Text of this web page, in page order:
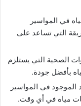
في المواسير
التي تساعد على
الصحية التي يستلزم
بأفضل جودة.
الموجود في المواسير
مياه في أي وقت.